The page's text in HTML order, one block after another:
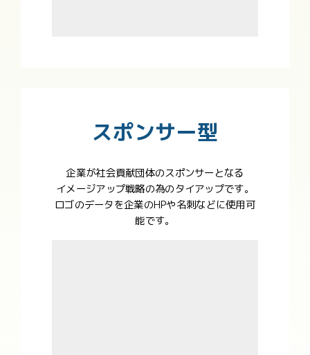
スポンサー型
企業が社会貢献団体のスポンサーとなる
イメージアップ戦略の為のタイアップです。
ロゴのデータを企業のHPや名刺などに使用可
能です。